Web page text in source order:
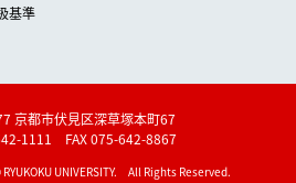
基準
UNIVERSITY. All Rights Reserved.
京都市伏見区深草塚本町67
1111 FAX 075-642-8867